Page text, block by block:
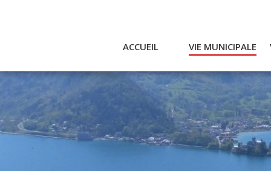
ACCUEIL VIE MUNICIPALE
Actualités et agenda
Conseil municipal
Actes
Réglementaires
Services municipaux
Intercommunalité